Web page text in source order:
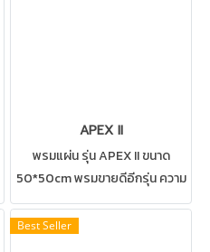
APEX II
พรมแผ่น รุ่น APEX II ขนาด
50*50cm พรมขายดีอีกรุ่น ความ
สวยงามของพรมและประโยชน์
ใช้สอย สามารถปูได้ทุกสถานที่
Best Seller